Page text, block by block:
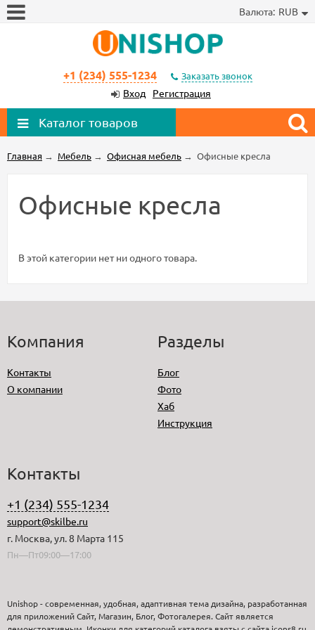
Валюта: RUB
+1 (234) 555-1234 Заказать звонок
Вход Регистрация
Каталог товаров
Главная → Мебель → Офисная мебель → Офисные кресла
Офисные кресла
В этой категории нет ни одного товара.
Компания
Контакты
О компании
Разделы
Блог
Фото
Хаб
Инструкция
Контакты
+1 (234) 555-1234
support@skilbe.ru
г. Москва, ул. 8 Марта 115
Пн—Пт09:00—17:00
Unishop - современная, удобная, адаптивная тема дизайна, разработанная
для приложений Сайт, Магазин, Блог, Фотогалерея. Сайт является